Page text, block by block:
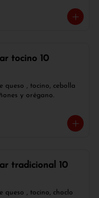
tocino 10
queso , tocino, cebolla
y orégano.
tradicional 10
queso , tocino, choclo